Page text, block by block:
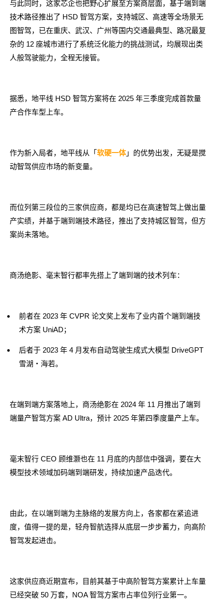
与此同时，这家芯企也把野心扩展至方案商层面，基于端到端
技术路径推出了 HSD 智驾方案，支持城区、高速等全场景无
图智驾，已在重庆、武汉、广州等国内交通最典型、路况最复
杂的 12 座城市进行了系统泛化能力的挑战测试，均展现出类
人般驾驶能力，全程无接管。
据悉，地平线 HSD 智驾方案将在 2025 年三季度完成首款量
产合作车型上车。
作为新入局者，地平线从「 软硬一体」的优势出发，无疑是搅
动智驾供应市场的新变量。
而位列第三段位的三家供应商，都是均已在高速智驾上做出量
产实绩，并基于端到端技术路径，推出了支持城区智驾，但方
案尚未落地。
商汤绝影、毫末智行都率先搭上了端到端的技术列车：
前者在 2023 年 CVPR 论文奖上发布了业内首个端到端技
术方案 UniAD；
后者于 2023 年 4 月发布自动驾驶生成式大模型 DriveGPT
雪湖・海若。
在端到端方案落地上，商汤绝影在 2024 年 11 月推出了端到
端量产智驾方案 AD Ultra，预计 2025 年第四季度量产上车。
毫末智行 CEO 顾维灏也在 11 月底的内部信中强调，要在大
模型技术领域加码端到端研发，持续加速产品迭代。
由此，在以端到端为主脉络的发展方向上，各家都在紧追进
度，值得一提的是，轻舟智航选择从底层一步步蓄力，向高阶
智驾发起进击。
这家供应商近期宣布，目前其基于中高阶智驾方案累计上车量
已经突破 50 万套，NOA 智驾方案市占率位列行业第一。